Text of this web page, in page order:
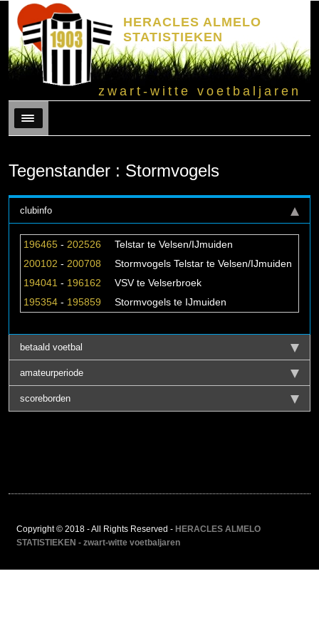
HERACLES ALMELO
STATISTIEKEN
zwart-witte voetbaljaren
Menu
Tegenstander : Stormvogels
clubinfo
196465 - 202526
Telstar te Velsen/IJmuiden
200102 - 200708
Stormvogels Telstar te Velsen/IJmuiden
194041 - 196162
VSV te Velserbroek
195354 - 195859 Stormvogels te IJmuiden
betaald voetbal
amateurperiode
scoreborden
Copyright © 2018 - All Rights Reserved - HERACLES ALMELO
STATISTIEKEN - zwart-witte voetbaljaren